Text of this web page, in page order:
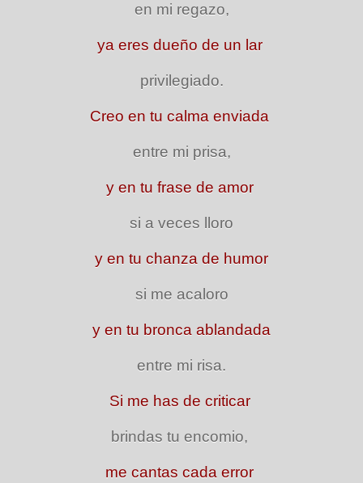
en mi regazo,
ya eres dueño de un lar
privilegiado.
Creo en tu calma enviada
entre mi prisa,
y en tu frase de amor
si a veces lloro
y en tu chanza de humor
si me acaloro
y en tu bronca ablandada
entre mi risa.
Si me has de criticar
brindas tu encomio,
me cantas cada error